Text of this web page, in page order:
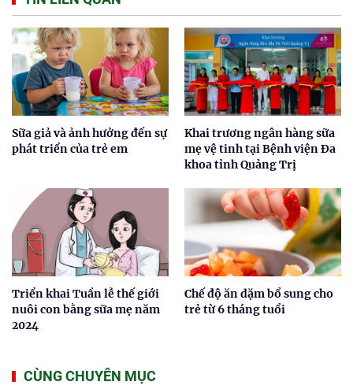
Sữa giả và ảnh hưởng đến sự
phát triển của trẻ em
Khai trương ngân hàng sữa
mẹ vệ tinh tại Bệnh viện Đa
khoa tỉnh Quảng Trị
Triển khai Tuần lễ thế giới
nuôi con bằng sữa mẹ năm
2024
Chế độ ăn dặm bổ sung cho
trẻ từ 6 tháng tuổi
CÙNG CHUYÊN MỤC